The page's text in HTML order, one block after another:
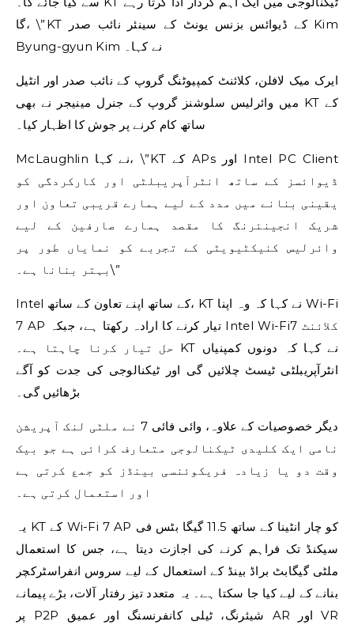
گا، \”KT کے ڈیوائس بزنس یونٹ کے سینئر نائب صدر Kim
Byung-gyun Kim نے کہا۔
ایرک میک لافلن، کلائنٹ کمپیوٹنگ گروپ کے نائب صدر اور انٹیل
میں وائرلیس سلوشنز گروپ کے جنرل مینیجر نے بھی KT کے
ساتھ کام کرنے پر جوش کا اظہار کیا۔
McLaughlin نے کہا، \”KT کے APs اور Intel PC Client
ڈیوائسز کے ساتھ انٹرآپریبلٹی اور کارکردگی کو
یقینی بنانے میں مدد کے لیے ہمارے قریبی تعاون اور
شریک انجینئرنگ کا مقصد ہمارے صارفین کے لیے
وائرلیس کنیکٹیویٹی کے تجربے کو نمایاں طور پر
بہتر بنانا ہے۔\”
Intel کے ساتھ اپنے تعاون کے ساتھ، KT نے کہا کہ وہ اپنا Wi-Fi
7 AP تیار کرنے کا ارادہ رکھتا ہے، جبکہ Intel Wi-Fi7 کلائنٹ
حل تیار کرنا چاہتا ہے۔ KT نے کہا کہ دونوں کمپنیاں
انٹرآپریبلٹی ٹیسٹ چلائیں گی اور ٹیکنالوجی کی جدت کو آگے
بڑھائیں گی۔
دیگر خصوصیات کے علاوہ، وائی فائی 7 نے ملٹی لنک آپریشن
نامی ایک کلیدی ٹیکنالوجی متعارف کرائی ہے جو بیک
وقت دو یا زیادہ فریکوئنسی بینڈز کو جمع کرتی ہے
اور استعمال کرتی ہے۔
یہ KT کے Wi-Fi 7 AP کو چار انٹینا کے ساتھ 11.5 گیگا بٹس فی
سیکنڈ تک فراہم کرنے کی اجازت دیتا ہے، جس کا استعمال
ملٹی گیگابٹ براڈ بینڈ کے استعمال کے لیے سروس انفراسٹرکچر
بنانے کے لیے کیا جا سکتا ہے۔ یہ متعدد تیز رفتار آلات، بڑے پیمانے
پر P2P شیئرنگ، ٹیلی کانفرنسنگ اور عمیق AR اور VR